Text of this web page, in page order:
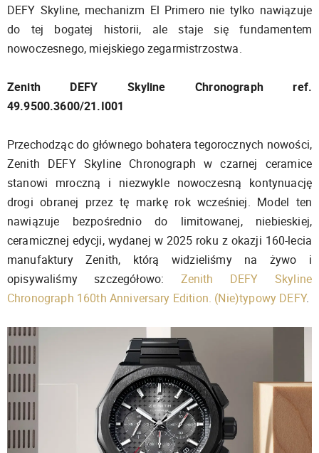
DEFY Skyline, mechanizm El Primero nie tylko nawiązuje
do tej bogatej historii, ale staje się fundamentem
nowoczesnego, miejskiego zegarmistrzostwa.
Zenith DEFY Skyline Chronograph ref.
49.9500.3600/21.I001
Przechodząc do głównego bohatera tegorocznych nowości,
Zenith DEFY Skyline Chronograph w czarnej ceramice
stanowi mroczną i niezwykle nowoczesną kontynuację
drogi obranej przez tę markę rok wcześniej. Model ten
nawiązuje bezpośrednio do limitowanej, niebieskiej,
ceramicznej edycji, wydanej w 2025 roku z okazji 160-lecia
manufaktury Zenith, którą widzieliśmy na żywo i
opisywaliśmy szczegółowo: Zenith DEFY Skyline
Chronograph 160th Anniversary Edition. (Nie)typowy DEFY.